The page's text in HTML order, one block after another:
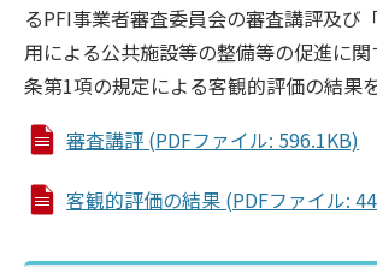
るPFI事業者審査委員会の審査講評及び
用による公共施設等の整備等の促進に
条第1項の規定による客観的評価の結果
審査講評 (PDFファイル: 596.1KB)
客観的評価の結果 (PDFファイル: